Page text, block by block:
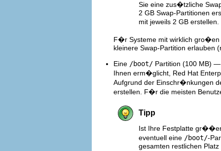
Sie eine zus�tzliche
2 GB Swap-Partitionen
mit jeweils 2 GB
F�r Systeme mit wirklich gro�en
kleinere Swap-Partition erlauben
Eine /boot/ Partition (100 MB)
Ihnen erm�glicht, Red Hat
Aufgrund der Einschr�nkungen
erstellen. F�r die meisten
Tipp
Ist Ihre Festplatte
eventuell eine /boot/-
gesamten restlichen